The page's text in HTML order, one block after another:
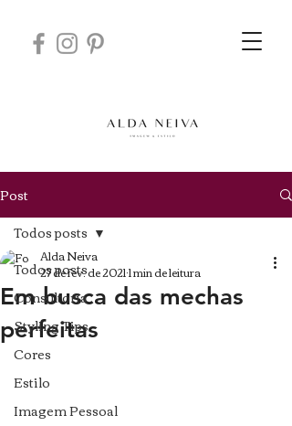
Post
Todos posts
Consultoria
Styling Tips
Cores
Estilo
Imagem Pessoal
Todos posts
Em busca das mechas
perfeitas
Alda Neiva
27 de fev. de 20211 min de leitura